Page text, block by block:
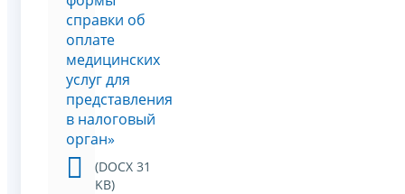
справки об
оплате
медицинских
услуг для
представления
в налоговый
орган»
(DOCX 31
KB)